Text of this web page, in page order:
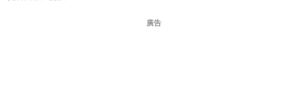
廣告